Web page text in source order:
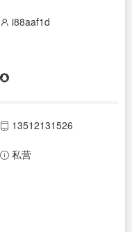
i88aaf1d
13512131526
私营